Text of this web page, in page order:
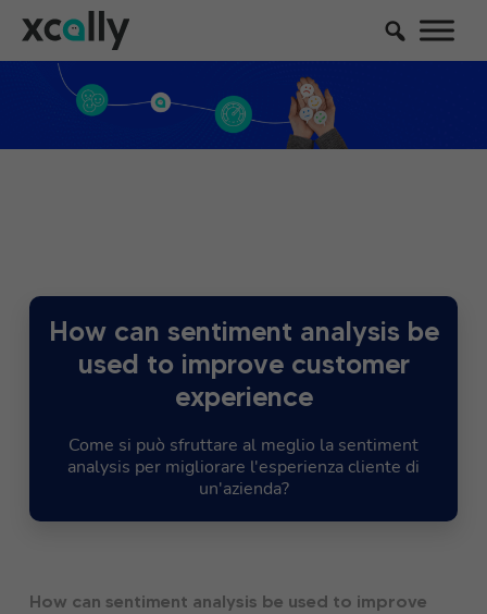
How can sentiment analysis be
used to improve customer
experience
Come si può sfruttare al meglio la sentiment
analysis per migliorare l'esperienza cliente di
un'azienda?
How can sentiment analysis be used to improve